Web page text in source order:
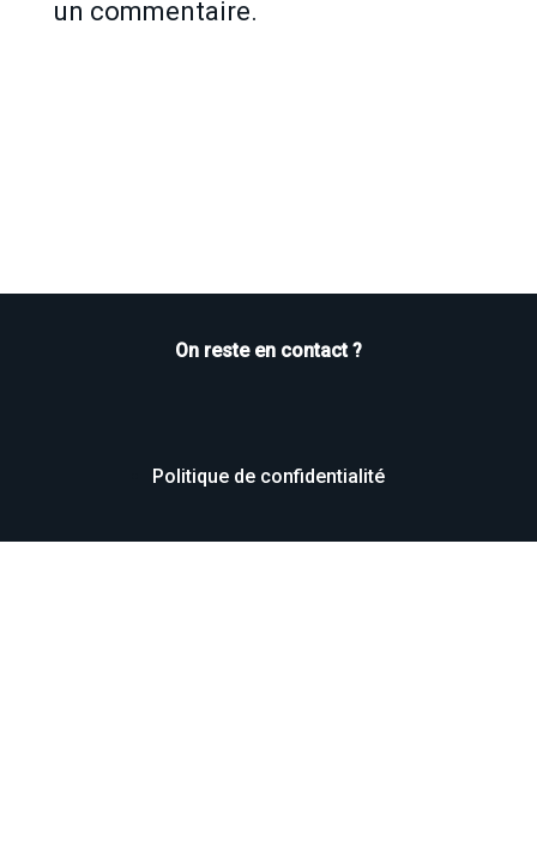
un commentaire.
On reste en contact ?
Politique de confidentialité